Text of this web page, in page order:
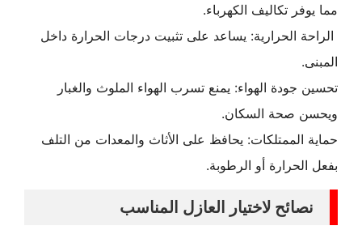
مما يوفر تكاليف الكهرباء.
الراحة الحرارية: يساعد على تثبيت درجات الحرارة داخل
المبنى.
تحسين جودة الهواء: يمنع تسرب الهواء الملوث والغبار
ويحسن صحة السكان.
حماية الممتلكات: يحافظ على الأثاث والمعدات من التلف
بفعل الحرارة أو الرطوبة.
نصائح لاختيار العازل المناسب